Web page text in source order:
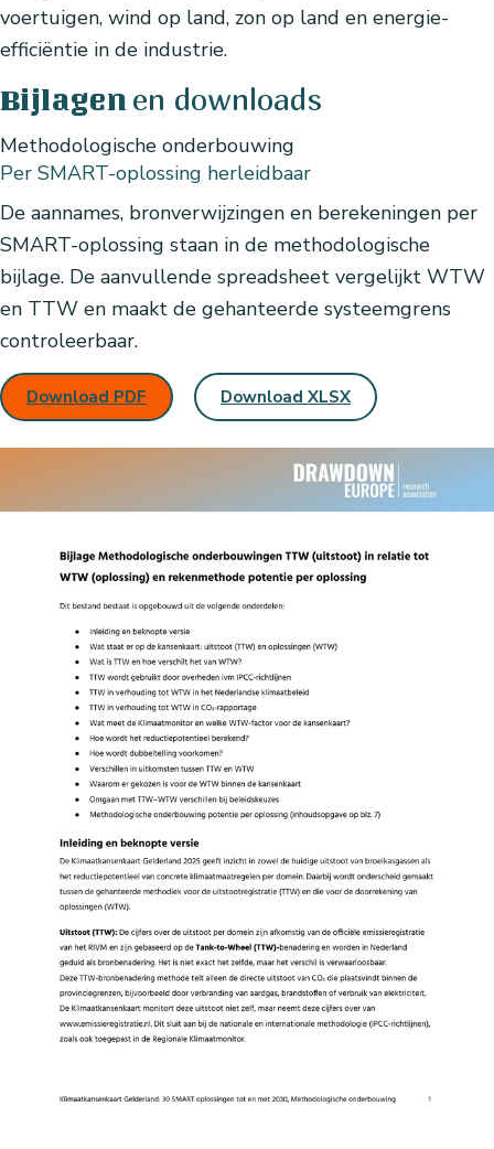
voertuigen, wind op land, zon op land en energie-
efficiëntie in de industrie.
Bijlagen en downloads
Methodologische onderbouwing
Per SMART-oplossing herleidbaar
De aannames, bronverwijzingen en berekeningen per
SMART-oplossing staan in de methodologische
bijlage. De aanvullende spreadsheet vergelijkt WTW
en TTW en maakt de gehanteerde systeemgrens
controleerbaar.
Download PDF Download XLSX